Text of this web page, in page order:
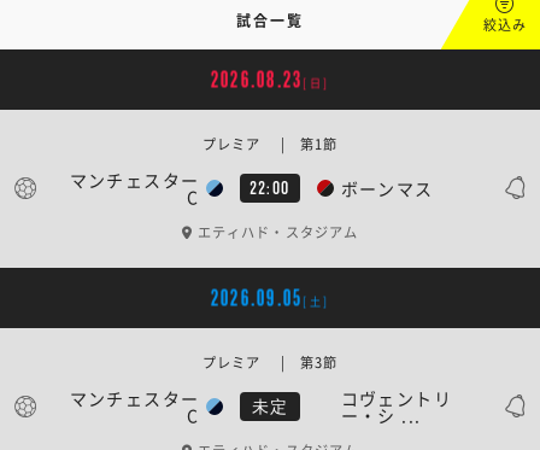
試合一覧 絞込み
2026.08.23 [日]
マンチェスター
C 22:00 ボーンマス
プレミア | 第1節
エティハド・スタジアム
2026.09.05 [土]
マンチェスター
C 未定 コヴェントリ
ー・シ ...
プレミア | 第3節